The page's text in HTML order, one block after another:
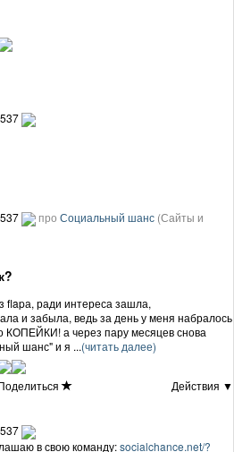
про Социальный шанс (Сайты и
flapа, ради интереса зашла,
и забыла, ведь за день у меня набралось
КОПЕЙКИ! а через пару месяцев снова
шанс" и я ...(читать далее)
Действия ▼
в свою команду:socialchance.net/?